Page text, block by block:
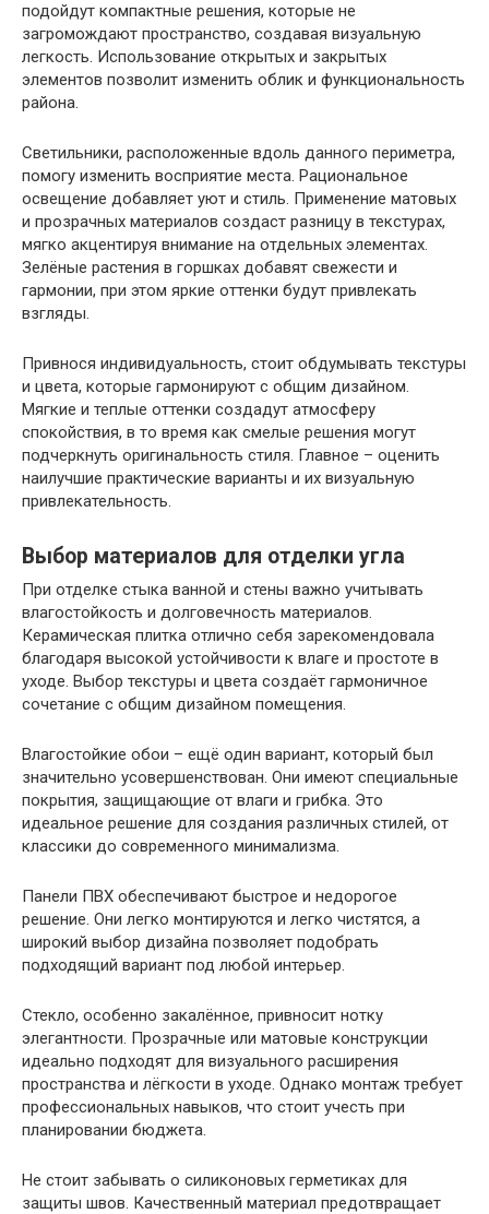
подойдут компактные решения, которые не
загромождают пространство, создавая визуальную
легкость. Использование открытых и закрытых
элементов позволит изменить облик и функциональность
района.
Светильники, расположенные вдоль данного периметра,
помогу изменить восприятие места. Рациональное
освещение добавляет уют и стиль. Применение матовых
и прозрачных материалов создаст разницу в текстурах,
мягко акцентируя внимание на отдельных элементах.
Зелёные растения в горшках добавят свежести и
гармонии, при этом яркие оттенки будут привлекать
взгляды.
Привнося индивидуальность, стоит обдумывать текстуры
и цвета, которые гармонируют с общим дизайном.
Мягкие и теплые оттенки создадут атмосферу
спокойствия, в то время как смелые решения могут
подчеркнуть оригинальность стиля. Главное – оценить
наилучшие практические варианты и их визуальную
привлекательность.
Выбор материалов для отделки угла
При отделке стыка ванной и стены важно учитывать
влагостойкость и долговечность материалов.
Керамическая плитка отлично себя зарекомендовала
благодаря высокой устойчивости к влаге и простоте в
уходе. Выбор текстуры и цвета создаёт гармоничное
сочетание с общим дизайном помещения.
Влагостойкие обои – ещё один вариант, который был
значительно усовершенствован. Они имеют специальные
покрытия, защищающие от влаги и грибка. Это
идеальное решение для создания различных стилей, от
классики до современного минимализма.
Панели ПВХ обеспечивают быстрое и недорогое
решение. Они легко монтируются и легко чистятся, а
широкий выбор дизайна позволяет подобрать
подходящий вариант под любой интерьер.
Стекло, особенно закалённое, привносит нотку
элегантности. Прозрачные или матовые конструкции
идеально подходят для визуального расширения
пространства и лёгкости в уходе. Однако монтаж требует
профессиональных навыков, что стоит учесть при
планировании бюджета.
Не стоит забывать о силиконовых герметиках для
защиты швов. Качественный материал предотвращает